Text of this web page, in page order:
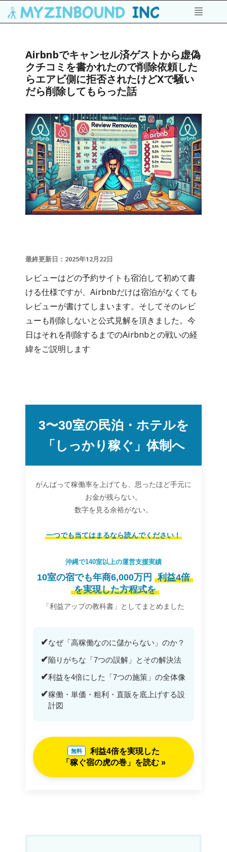
Airbnbでキャンセル済ゲストから虚偽
クチコミを書かれたので削除依頼した
らエアビ側に拒否されたけどXで騒い
だら削除してもらった話
最終更新日：2025年12月22日
レビューはどの予約サイトも宿泊して初めて書
ける仕様ですが、Airbnbだけは宿泊がなくても
レビューが書けてしまいます。そしてそのレビ
ューも削除しないと公式見解を頂きました。今
日はそれを削除するまでのAirbnbとの戦いの経
緯をご説明します
3〜30室の民泊・ホテルを
「しっかり稼ぐ」体制へ
がんばって稼働率を上げても、思ったほど手元に
お金が残らない。
数字を見る余裕がない。
一つでも当てはまるなら読んでください！
沖縄で140室以上の運営支援実績
10室の宿でも年商6,000万円
利益4倍
を実現した方程式を
「利益アップの教科書」としてまとめました
✔なぜ「高稼働なのに儲からない」のか？
✔陥りがちな「7つの誤解」とその解決法
✔利益を4倍にした「7つの施策」の全体像
✔稼働・単価・粗利・直販を底上げする設
計図
無料
利益4倍を実現した
「稼ぐ宿の虎の巻」を読む »